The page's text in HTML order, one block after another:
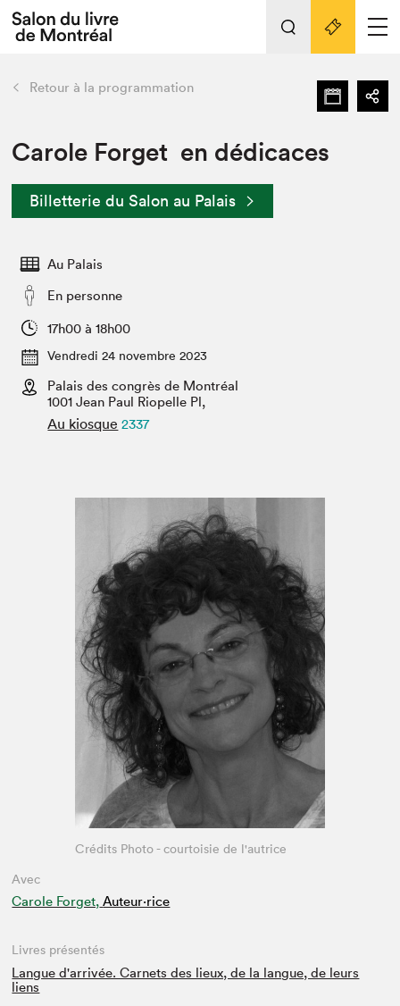
Espace exposant⋅e⋅s
Espace enseignant·e·s
Espace médias
L'événement
Préparer sa visite au Salon
Actualités
SLM PRO
retour Nos activités
Préparer sa visite
Salon dans la ville et en ligne
Projets partenaires
Liens pratiques
Retour à la programmation
Carole Forget en dédicaces
Billetterie du Salon au Palais
Au Palais
En personne
17h00 à 18h00
Vendredi 24 novembre 2023
Palais des congrès de Montréal
1001 Jean Paul Riopelle Pl,
Au kiosque 2337
Avec
Carole Forget, Auteur·rice
Crédits Photo - courtoisie de l'autrice
Livres présentés
Langue d'arrivée. Carnets des lieux, de la langue, de leurs
liens